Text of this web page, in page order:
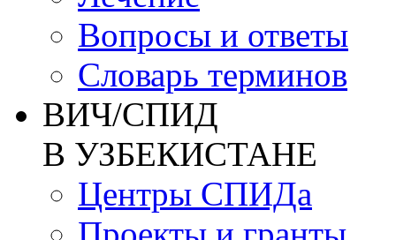
Вопросы и ответы
Словарь терминов
ВИЧ/СПИД
В УЗБЕКИСТАНЕ
Центры СПИДа